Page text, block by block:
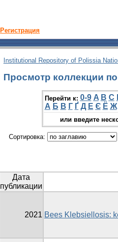
Регистрация
Institutional Repository of Polissia
Просмотр коллекции
Перейти к: 0-9 A B C
А Б В Г Ґ Д Е Є Ё Ж
или введите
Сортировка:
Дата
публикации
2021 Bees Klebsiellosis: